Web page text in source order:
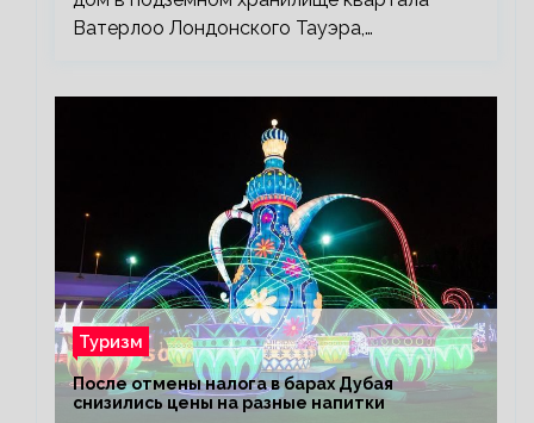
Ватерлоо Лондонского Тауэра,…
Туризм
После отмены налога в барах Дубая
снизились цены на разные напитки